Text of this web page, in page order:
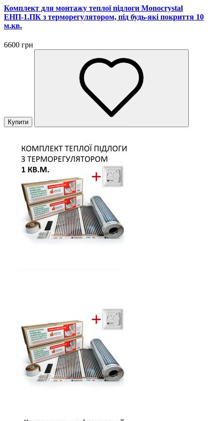
Комплект для монтажу теплої підлоги Monocrystal
ЕНП-1.ПК з терморегулятором, під будь-які покриття 10
м.кв.
6600 грн
Купити